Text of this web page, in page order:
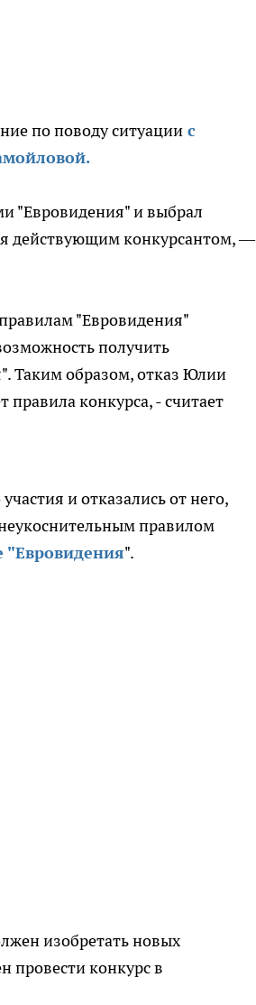
по поводу ситуации с
"Евровидения" и выбрал
действующим конкурсантом, —
"Евровидения"
получить
Таким образом, отказ Юлии
конкурса, - считает
и отказались от него,
правилом
"Евровидения".
изобретать новых
провести конкурс в